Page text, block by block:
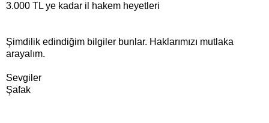
3.000 TL ye kadar il hakem heyetleri
Şimdilik edindiğim bilgiler bunlar. Haklarımızı mutlaka
arayalım.
Sevgiler
Şafak